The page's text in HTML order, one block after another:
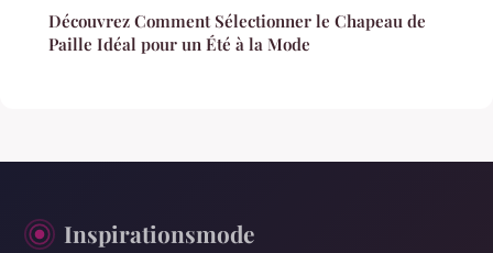
Découvrez Comment Sélectionner le Chapeau de
Paille Idéal pour un Été à la Mode
Inspirationsmode